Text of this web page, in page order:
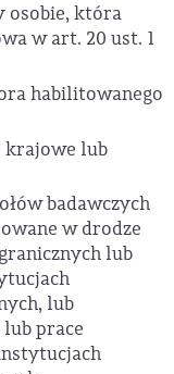
osobie, która
w art. 20 ust. 1
habilitowanego
krajowe lub
badawczych
w drodze
lub
lub
prace